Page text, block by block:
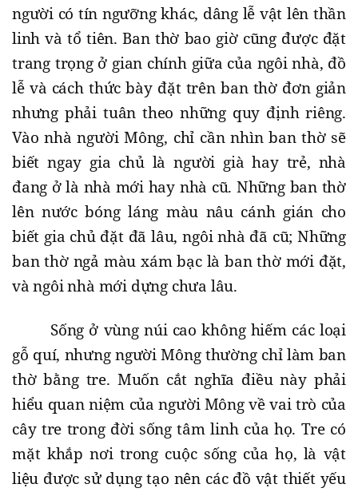
người có tín ngưỡng khác, dâng lễ vật lên thần
linh và tổ tiên. Ban thờ bao giờ cũng được đặt
trang trọng ở gian chính giữa của ngôi nhà, đồ
lễ và cách thức bày đặt trên ban thờ đơn giản
nhưng phải tuân theo những quy định riêng.
Vào nhà người Mông, chỉ cần nhìn ban thờ sẽ
biết ngay gia chủ là người già hay trẻ, nhà
đang ở là nhà mới hay nhà cũ. Những ban thờ
lên nước bóng láng màu nâu cánh gián cho
biết gia chủ đặt đã lâu, ngôi nhà đã cũ; Những
ban thờ ngả màu xám bạc là ban thờ mới đặt,
và ngôi nhà mới dựng chưa lâu.
Sống ở vùng núi cao không hiếm các loại
gỗ quí, nhưng người Mông thường chỉ làm ban
thờ bằng tre. Muốn cắt nghĩa điều này phải
hiểu quan niệm của người Mông về vai trò của
cây tre trong đời sống tâm linh của họ. Tre có
mặt khắp nơi trong cuộc sống của họ, là vật
liệu được sử dụng tạo nên các đồ vật thiết yếu